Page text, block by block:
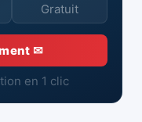
Gratuit
✉
en 1 clic